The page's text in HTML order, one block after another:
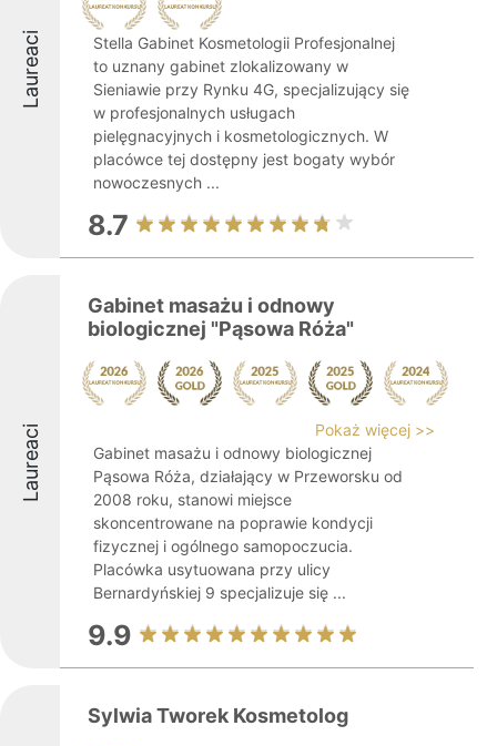
Laureaci
Stella Gabinet Kosmetologii Profesjonalnej
to uznany gabinet zlokalizowany w
Sieniawie przy Rynku 4G, specjalizujący się
w profesjonalnych usługach
pielęgnacyjnych i kosmetologicznych. W
placówce tej dostępny jest bogaty wybór
nowoczesnych ...
8.7
Laureaci
Gabinet masażu i odnowy
biologicznej "Pąsowa Róża"
Pokaż więcej >>
Gabinet masażu i odnowy biologicznej
Pąsowa Róża, działający w Przeworsku od
2008 roku, stanowi miejsce
skoncentrowane na poprawie kondycji
fizycznej i ogólnego samopoczucia.
Placówka usytuowana przy ulicy
Bernardyńskiej 9 specjalizuje się ...
9.9
Sylwia Tworek Kosmetolog